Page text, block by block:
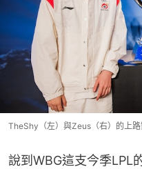
TheShy（左）與Zeus（右）的上路
說到WBG這支今季LPL